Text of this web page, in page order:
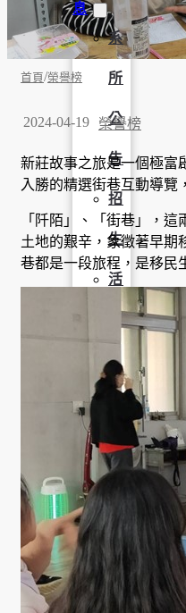
息
系
所
公
告
招
生
活
動
榮
榜
助
學
金
首頁/榮譽榜
2024-04-19 榮譽榜
新莊故事之旅是一個極富
入勝的精選街巷互動導
「阡陌」、「街巷」，
土地的艱辛，象徵著早期
巷都是一段旅程，是移民